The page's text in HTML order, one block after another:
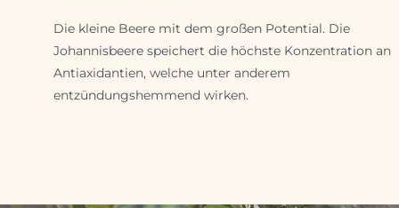
Die kleine Beere mit dem großen Potential. Die
Johannisbeere speichert die höchste Konzentration an
Antiaxidantien, welche unter anderem
entzündungshemmend wirken.